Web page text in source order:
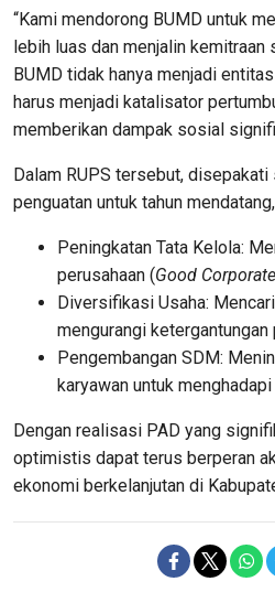
“Kami mendorong BUMD untuk
lebih luas dan menjalin kemitraan
BUMD tidak hanya menjadi
harus menjadi katalisator
memberikan dampak sosial
Dalam RUPS tersebut, disepakati
penguatan untuk tahun
Peningkatan Tata Kelola:
perusahaan (Good
Diversifikasi Usaha:
mengurangi ketergantungan
Pengembangan SDM:
karyawan untuk
Dengan realisasi PAD yang
optimistis dapat terus berperan
ekonomi berkelanjutan di